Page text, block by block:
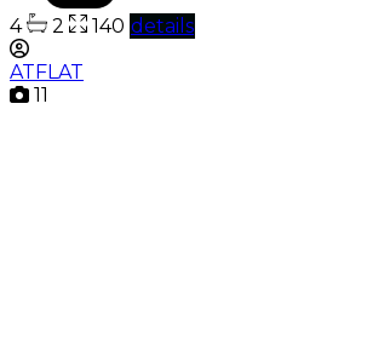
4 2 140 details
ATFLAT
11